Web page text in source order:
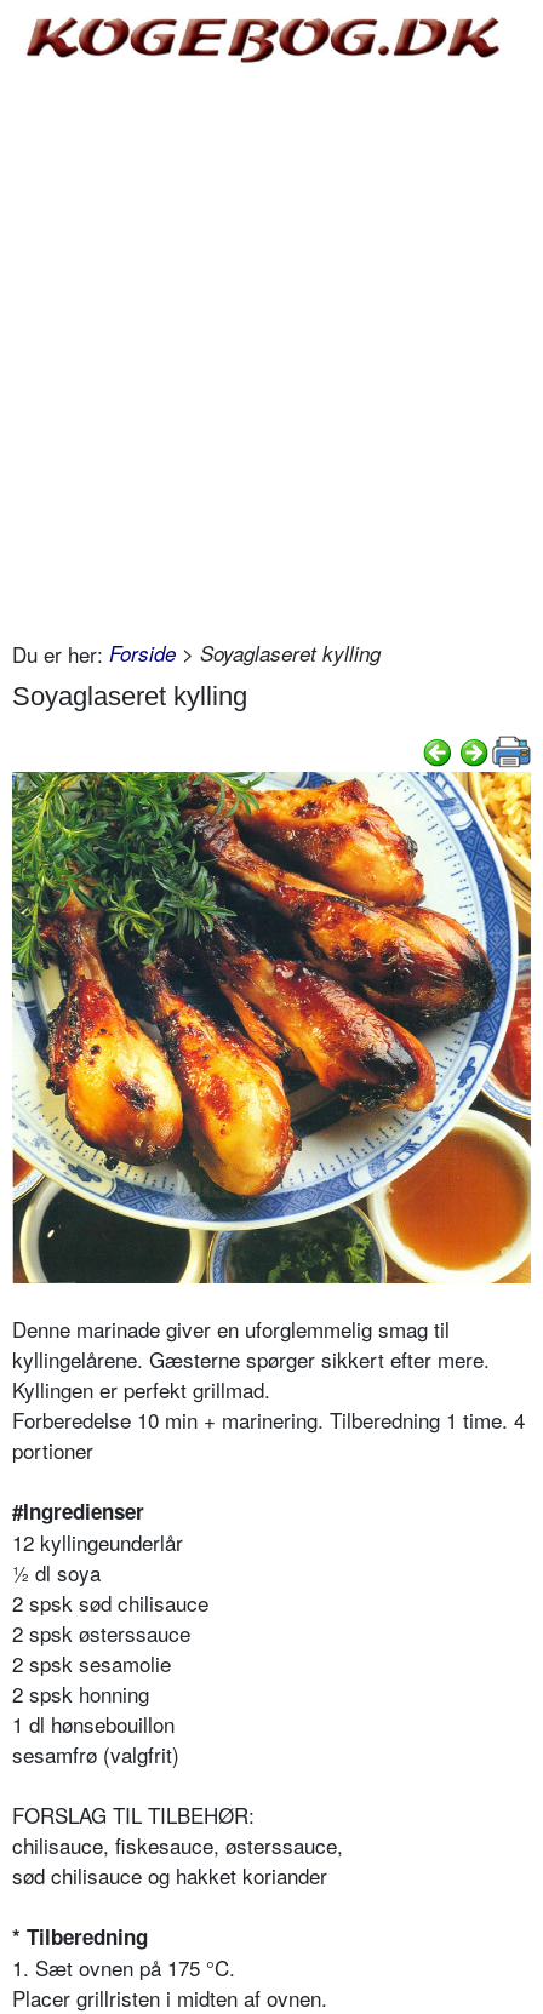
Du er her: Forside > Soyaglaseret kylling
Soyaglaseret kylling
Denne marinade giver en uforglemmelig smag til
kyllingelårene. Gæsterne spørger sikkert efter mere.
Kyllingen er perfekt grillmad.
Forberedelse 10 min + marinering. Tilberedning 1 time. 4
portioner
#Ingredienser
12 kyllingeunderlår
½ dl soya
2 spsk sød chilisauce
2 spsk østerssauce
2 spsk sesamolie
2 spsk honning
1 dl hønsebouillon
sesamfrø (valgfrit)
FORSLAG TIL TILBEHØR:
chilisauce, fiskesauce, østerssauce,
sød chilisauce og hakket koriander
* Tilberedning
1. Sæt ovnen på 175 °C.
Placer grillristen i midten af ovnen.